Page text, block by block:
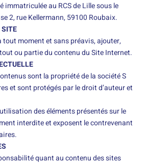
immatriculée au RCS de Lille sous le
2, rue Kellermann, 59100 Roubaix.
tout moment et sans préavis, ajouter,
ou partie du contenu du Site Internet.
sont la propriété de la société S
et sont protégés par le droit d’auteur et
des éléments présentés sur le
interdite et exposent le contrevenant
quant au contenu des sites